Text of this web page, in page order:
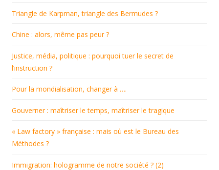
Triangle de Karpman, triangle des Bermudes ?
Chine : alors, même pas peur ?
Justice, média, politique : pourquoi tuer le secret de
l’instruction ?
Pour la mondialisation, changer à ….
Gouverner : maîtriser le temps, maîtriser le tragique
« Law factory » française : mais où est le Bureau des
Méthodes ?
Immigration: hologramme de notre société ? (2)